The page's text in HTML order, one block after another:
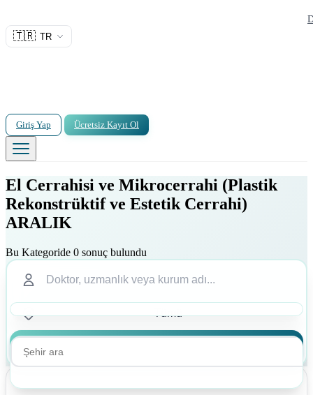
🇹🇷 TR
Giriş Yap Ücretsiz Kayıt Ol
El Cerrahisi ve Mikrocerrahi (Plastik
Rekonstrüktif ve Estetik Cerrahi)
ARALIK
Bu Kategoride 0 sonuç bulundu